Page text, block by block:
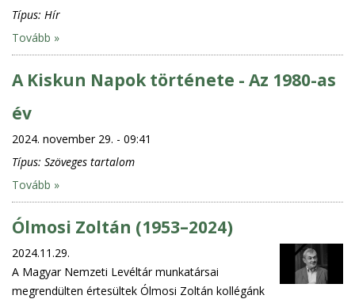
Típus: Hír
Tovább »
A Kiskun Napok története - Az 1980-as
év
2024. november 29. - 09:41
Típus: Szöveges tartalom
Tovább »
Ólmosi Zoltán (1953–2024)
2024.11.29.
A Magyar Nemzeti Levéltár munkatársai
megrendülten értesültek Ólmosi Zoltán kollégánk